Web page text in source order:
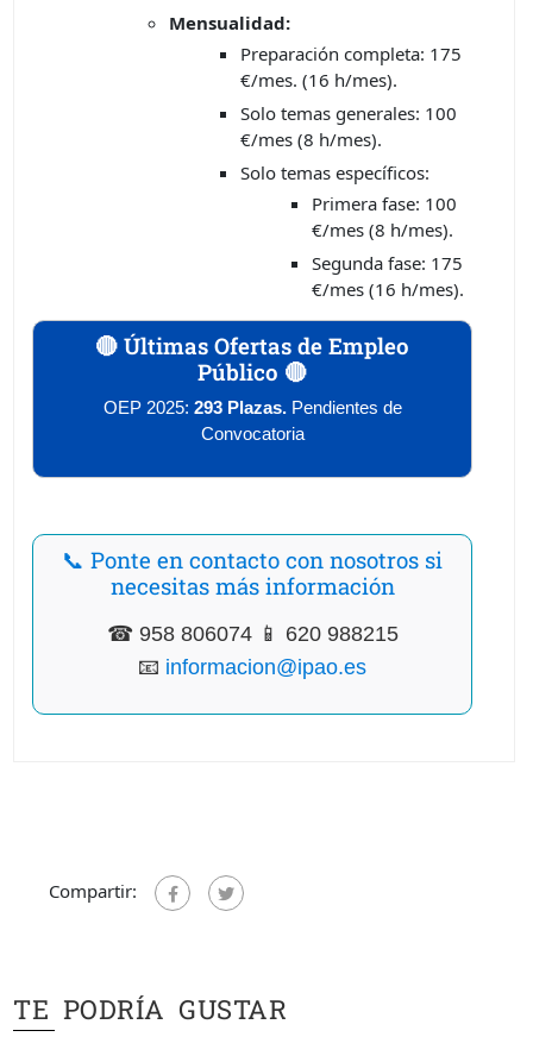
Mensualidad:
Preparación completa: 175
€/mes. (16 h/mes).
Solo temas generales: 100
€/mes (8 h/mes).
Solo temas específicos:
Primera fase: 100
€/mes (8 h/mes).
Segunda fase: 175
€/mes (16 h/mes).
🔴 Últimas Ofertas de Empleo
Público 🔴
OEP 2025: 293 Plazas.Pendientes de
Convocatoria
📞 Ponte en contacto con nosotros si
necesitas más información
☎ 958 806074 📱 620 988215
📧 informacion@ipao.es
Compartir:
TE PODRÍA GUSTAR